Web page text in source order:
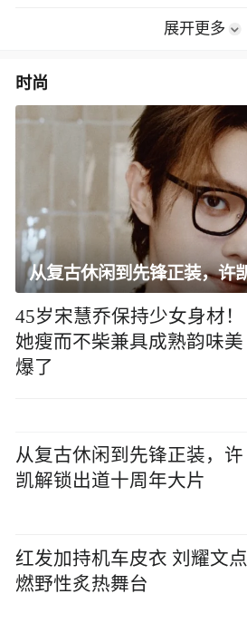
展开更多
时尚
45岁宋慧乔保持少女身材！
她瘦而不柴兼具成熟韵味美
爆了
从复古休闲到先锋正装，许
凯解锁出道十周年大片
红发加持机车皮衣 刘耀文点
燃野性炙热舞台